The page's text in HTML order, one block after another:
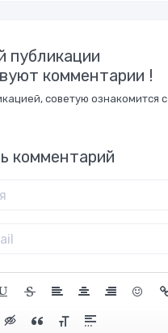
публикации
комментарии !
советую ознакомится с
комментарий